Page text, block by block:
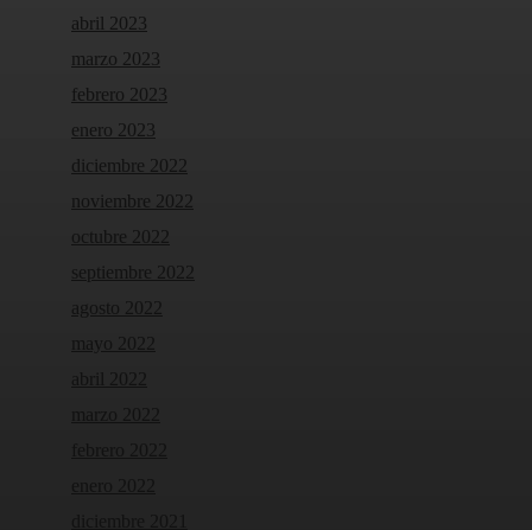
abril 2023
marzo 2023
febrero 2023
enero 2023
diciembre 2022
noviembre 2022
octubre 2022
septiembre 2022
agosto 2022
mayo 2022